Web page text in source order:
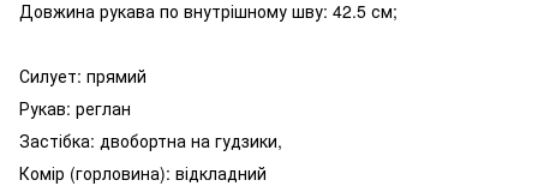
Довжина рукава по внутрішному шву: 42.5 см;
Силует: прямий
Рукав: реглан
Застібка: двобортна на гудзики,
Комір (горловина): відкладний